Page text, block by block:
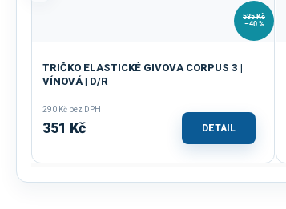
585 Kč
–40 %
TRIČKO ELASTICKÉ GIVOVA CORPUS 3 |
VÍNOVÁ | D/R
290 Kč bez DPH
351 Kč DETAIL